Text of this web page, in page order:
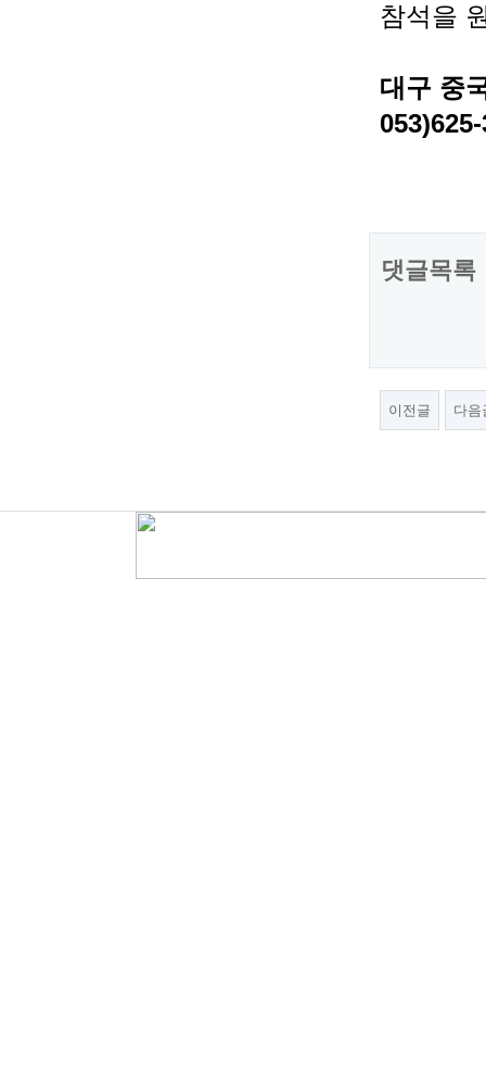
참석을
대구 중
댓글목록
이전글 다음